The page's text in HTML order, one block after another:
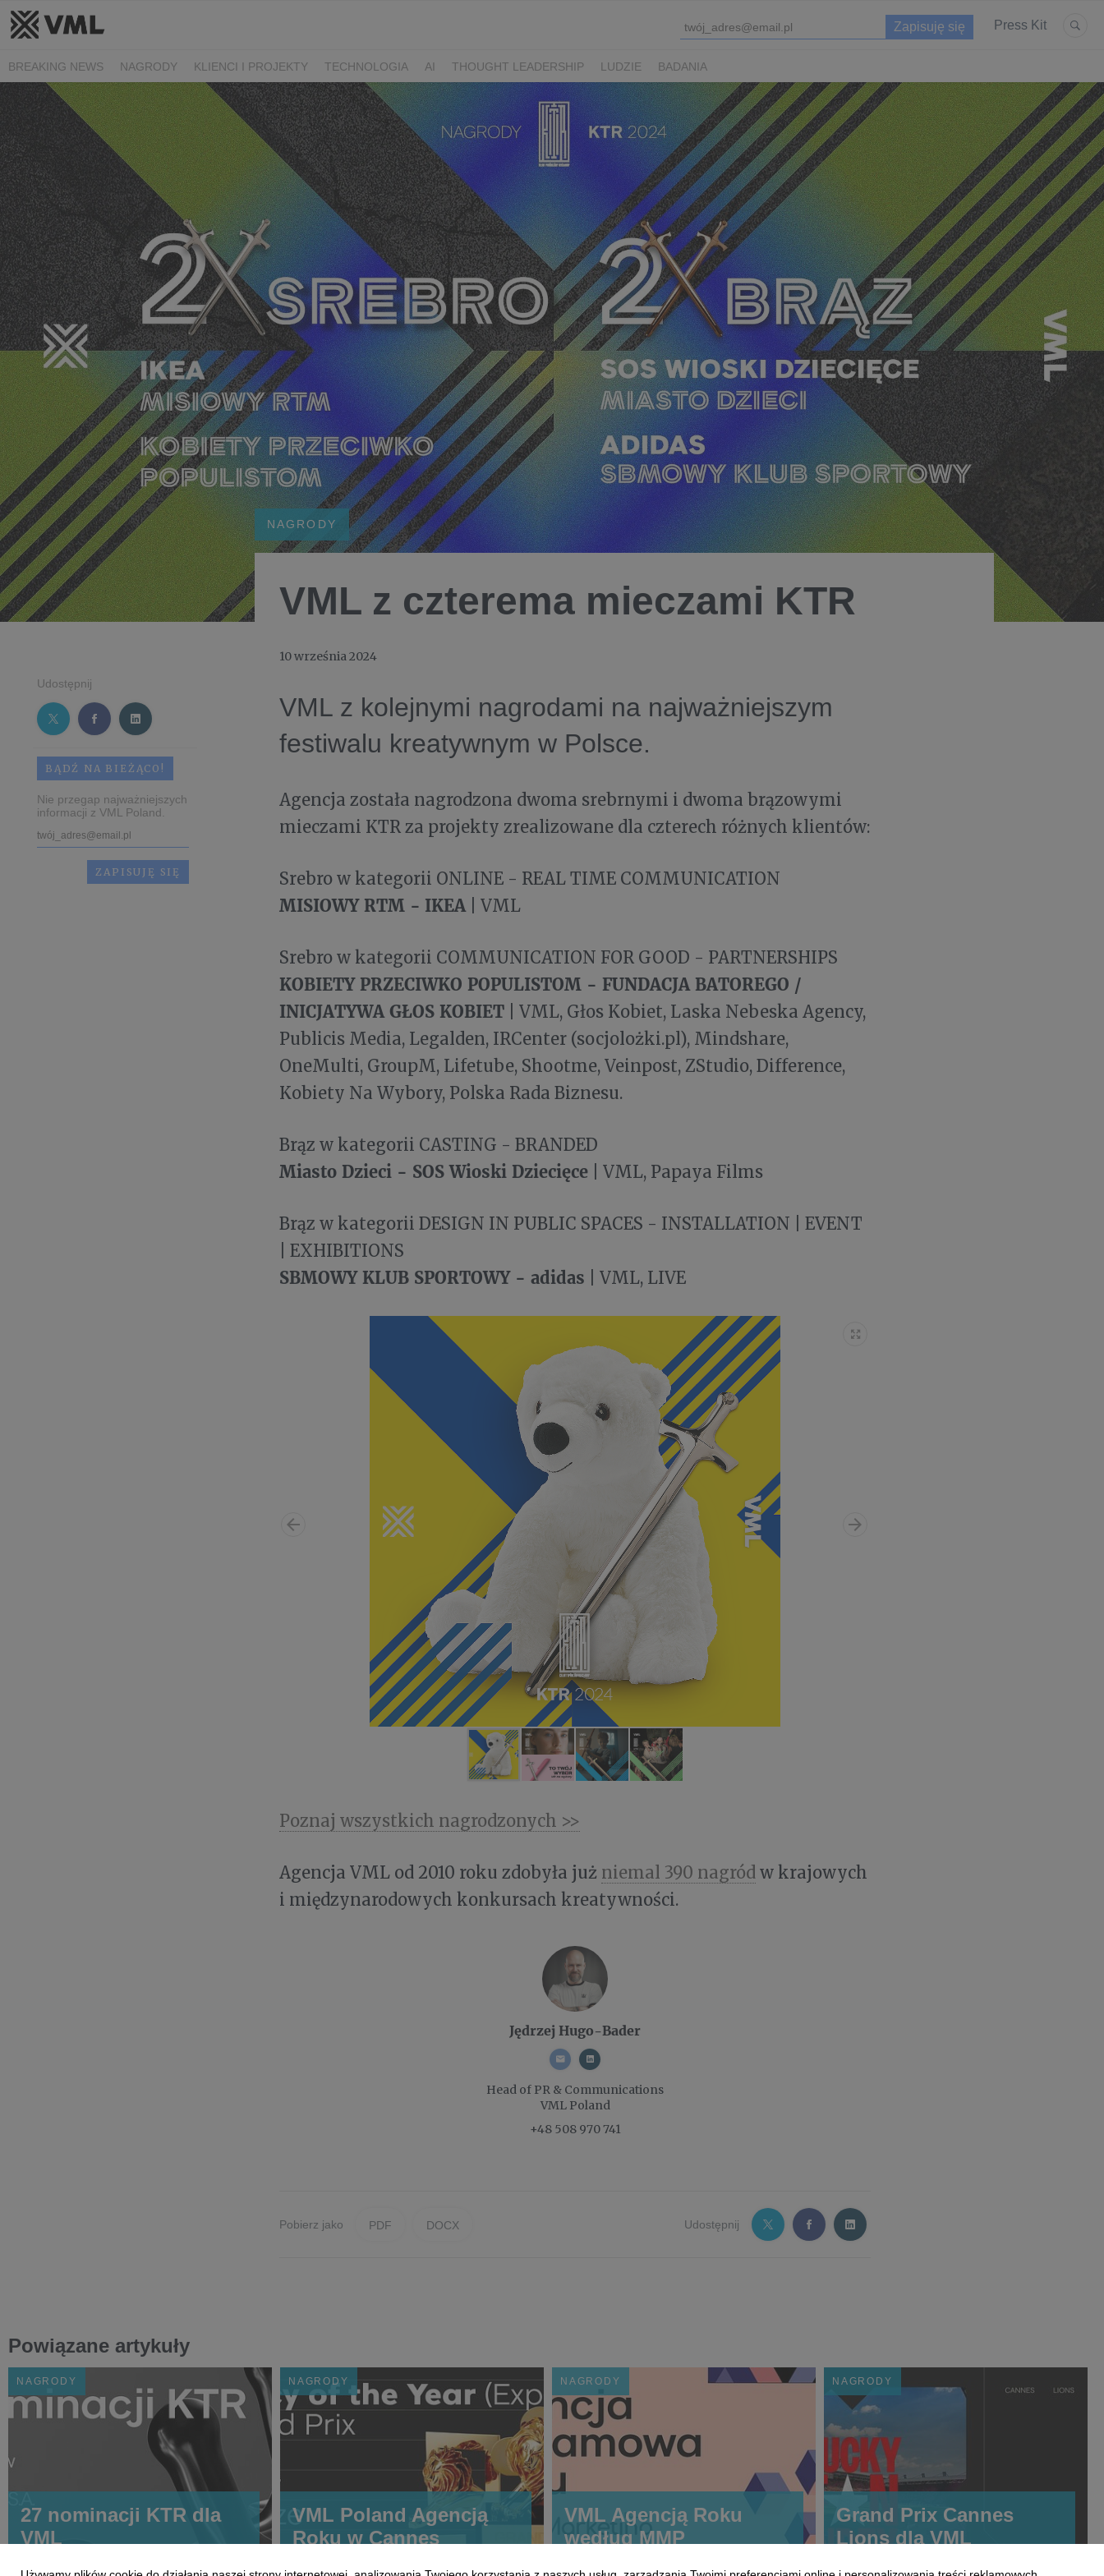
Press Kit
BREAKING NEWS NAGRODY KLIENCI I PROJEKTY TECHNOLOGIA AI THOUGHT LEADERSHIP LUDZIE BADANIA
Udostępnij
BĄDŹ NA BIEŻĄCO!
Nie przegap najważniejszych
informacji z VML Poland.
NAGRODY
VML z czterema mieczami KTR
10 września 2024
VML z kolejnymi nagrodami na najważniejszym
festiwalu kreatywnym w Polsce.
Agencja została nagrodzona dwoma srebrnymi i dwoma brązowymi
mieczami KTR za projekty zrealizowane dla czterech różnych klientów:
Srebro w kategorii ONLINE - REAL TIME COMMUNICATION
MISIOWY RTM - IKEA| VML
Srebro w kategorii COMMUNICATION FOR GOOD - PARTNERSHIPS
KOBIETY PRZECIWKO POPULISTOM - FUNDACJA BATOREGO /
INICJATYWA GŁOS KOBIET | VML, Głos Kobiet, Laska Nebeska Agency,
Publicis Media, Legalden, IRCenter (socjolożki.pl), Mindshare,
OneMulti, GroupM, Lifetube, Shootme, Veinpost, ZStudio, Difference,
Kobiety Na Wybory, Polska Rada Biznesu.
Brąz w kategorii CASTING - BRANDED
Miasto Dzieci - SOS Wioski Dziecięce | VML, Papaya Films
Brąz w kategorii DESIGN IN PUBLIC SPACES - INSTALLATION | EVENT
| EXHIBITIONS
SBMOWY KLUB SPORTOWY - adidas | VML, LIVE
Poznaj wszystkich nagrodzonych >>
Agencja VML od 2010 roku zdobyła już niemal 390 nagród w krajowych
i międzynarodowych konkursach kreatywności.
Jędrzej Hugo-Bader
Head of PR & Communications
VML Poland
+48 508 970 741
Pobierz jako PDF DOCX Udostępnij
Powiązane artykuły
NAGRODY
27 nominacji KTR dla
VML
NAGRODY
VML Poland Agencją
Roku w Cannes
NAGRODY
VML Agencją Roku
według MMP
NAGRODY
Grand Prix Cannes
Lions dla VML